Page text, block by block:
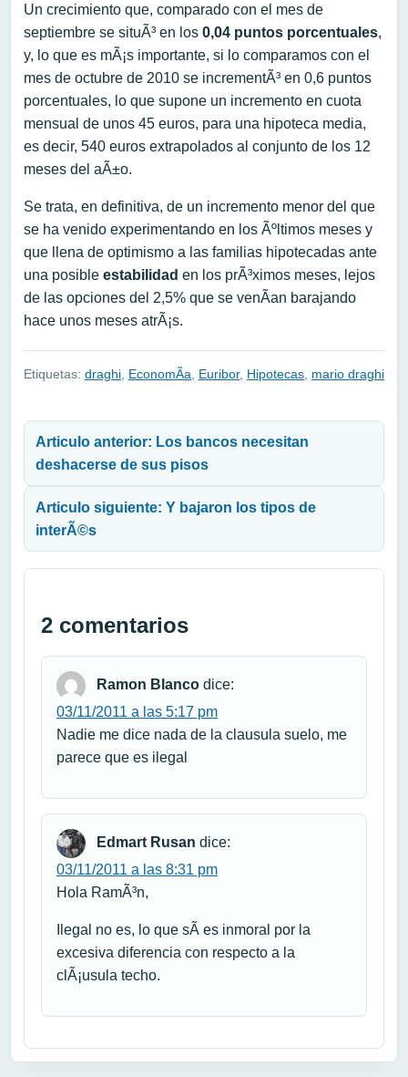
Un crecimiento que, comparado con el mes de
septiembre se situÃ³ en los 0,04 puntos porcentuales,
y, lo que es mÃ¡s importante, si lo comparamos con el
mes de octubre de 2010 se incrementÃ³ en 0,6 puntos
porcentuales, lo que supone un incremento en cuota
mensual de unos 45 euros, para una hipoteca media,
es decir, 540 euros extrapolados al conjunto de los 12
meses del aÃ±o.
Se trata, en definitiva, de un incremento menor del que
se ha venido experimentando en los Ãºltimos meses y
que llena de optimismo a las familias hipotecadas ante
una posible estabilidad en los prÃ³ximos meses, lejos
de las opciones del 2,5% que se venÃ­an barajando
hace unos meses atrÃ¡s.
Etiquetas: draghi EconomÃ­a Euribor, Hipotecas mario draghi
Articulo anterior: Los bancos necesitan
deshacerse de sus pisos
Articulo siguiente: Y bajaron los tipos de
interÃ©s
2 comentarios
Ramon Blanco dice:
03/11/2011 a las 5:17 pm
Nadie me dice nada de la clausula suelo, me
parece que es ilegal
Edmart Rusan dice:
03/11/2011 a las 8:31 pm
Hola RamÃ³n,
Ilegal no es, lo que sÃ­ es inmoral por la
excesiva diferencia con respecto a la
clÃ¡usula techo.